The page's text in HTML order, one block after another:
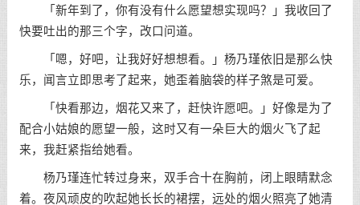
「新年到了，你有没有什么愿望想实现吗？」我收回了
快要吐出的那三个字，改口问道。
「嗯，好吧，让我好好想想看。」杨乃瑾依旧是那么快
乐，闻言立即思考了起来，她歪着脑袋的样子煞是可爱。
「快看那边，烟花又来了，赶快许愿吧。」好像是为了
配合小姑娘的愿望一般，这时又有一朵巨大的烟火飞了起
来，我赶紧指给她看。
杨乃瑾连忙转过身来，双手合十在胸前，闭上眼睛默念
着。夜风顽皮的吹起她长长的裙摆，远处的烟火照亮了她清